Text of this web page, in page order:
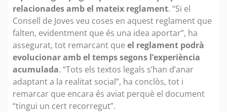
relacionades amb el mateix reglament. “Si el
Consell de Joves veu coses en aquest reglament que
falten, evidentment que és una idea aportar”, ha
assegurat, tot remarcant que el reglament podrà
evolucionar amb el temps segons l’experiència
acumulada. “Tots els textos legals s’han d’anar
adaptant a la realitat social”, ha conclòs, tot i
remarcar que encara és aviat perquè el document
“tingui un cert recorregut”.